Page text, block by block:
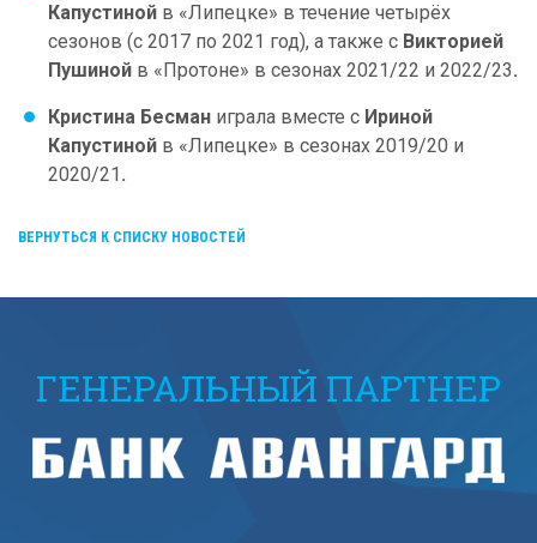
Капустиной в «Липецке» в течение четырёх
сезонов (с 2017 по 2021 год), а также с Викторией
Пушиной в «Протоне» в сезонах 2021/22 и 2022/23.
Кристина Бесман играла вместе с Ириной
Капустиной в «Липецке» в сезонах 2019/20 и
2020/21.
ВЕРНУТЬСЯ К СПИСКУ НОВОСТЕЙ
ГЕНЕРАЛЬНЫЙ ПАРТНЕР